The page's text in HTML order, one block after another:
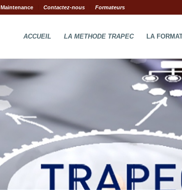
Maintenance Contactez-nous Formateurs
ACCUEIL LA METHODE TRAPEC LA